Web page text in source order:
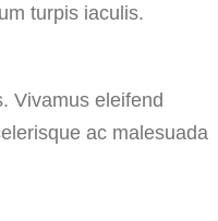
turpis iaculis.
Vivamus eleifend
ac malesuada